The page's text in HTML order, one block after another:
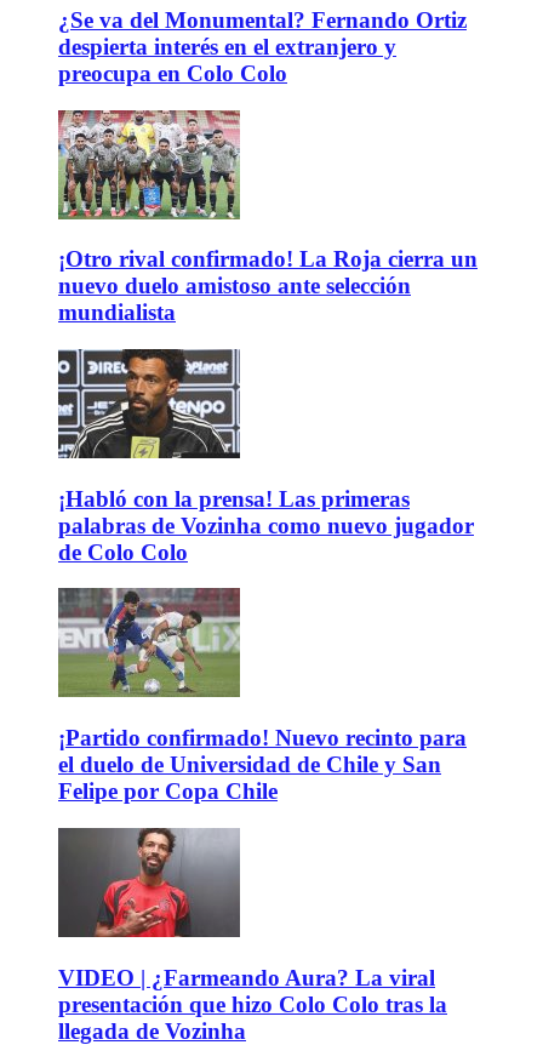
¿Se va del Monumental? Fernando Ortiz
despierta interés en el extranjero y
preocupa en Colo Colo
¡Otro rival confirmado! La Roja cierra un
nuevo duelo amistoso ante selección
mundialista
¡Habló con la prensa! Las primeras
palabras de Vozinha como nuevo jugador
de Colo Colo
¡Partido confirmado! Nuevo recinto para
el duelo de Universidad de Chile y San
Felipe por Copa Chile
VIDEO | ¿Farmeando Aura? La viral
presentación que hizo Colo Colo tras la
llegada de Vozinha